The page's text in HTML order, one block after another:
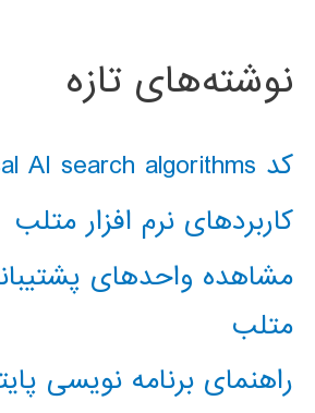
نوشته‌های تازه
کد classical AI search algorithms
کاربردهای نرم افزار متلب
مشاهده واحدهای
متلب
راهنمای برنامه نویسی